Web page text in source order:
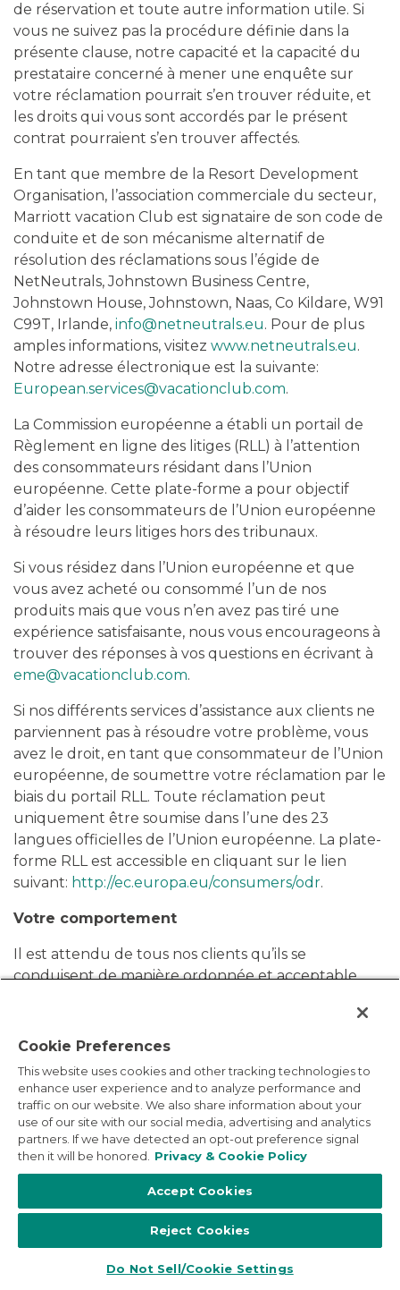
de réservation et toute autre information utile. Si
vous ne suivez pas la procédure définie dans la
présente clause, notre capacité et la capacité du
prestataire concerné à mener une enquête sur
votre réclamation pourrait s’en trouver réduite, et
les droits qui vous sont accordés par le présent
contrat pourraient s’en trouver affectés.
En tant que membre de la Resort Development
Organisation, l’association commerciale du secteur,
Marriott vacation Club est signataire de son code de
conduite et de son mécanisme alternatif de
résolution des réclamations sous l’égide de
NetNeutrals, Johnstown Business Centre,
Johnstown House, Johnstown, Naas, Co Kildare, W91
C99T, Irlande, info@netneutrals.eu. Pour de plus
amples informations, visitez www.netneutrals.eu.
Notre adresse électronique est la suivante:
European.services@vacationclub.com.
La Commission européenne a établi un portail de
Règlement en ligne des litiges (RLL) à l’attention
des consommateurs résidant dans l’Union
européenne. Cette plate-forme a pour objectif
d’aider les consommateurs de l’Union européenne
à résoudre leurs litiges hors des tribunaux.
Si vous résidez dans l’Union européenne et que
vous avez acheté ou consommé l’un de nos
produits mais que vous n’en avez pas tiré une
expérience satisfaisante, nous vous encourageons à
trouver des réponses à vos questions en écrivant à
eme@vacationclub.com.
Si nos différents services d’assistance aux clients ne
parviennent pas à résoudre votre problème, vous
avez le droit, en tant que consommateur de l’Union
européenne, de soumettre votre réclamation par le
biais du portail RLL. Toute réclamation peut
uniquement être soumise dans l’une des 23
langues officielles de l’Union européenne. La plate-
forme RLL est accessible en cliquant sur le lien
suivant: http://ec.europa.eu/consumers/odr.
Votre comportement
Il est attendu de tous nos clients qu’ils se
conduisent de manière ordonnée et acceptable
l’hôtel ou de toute autre personne en charge, votre
groupe est la source ou est susceptible d’être la
source de désagréments, de risques ou de
problèmes pour quelconque de nos clients ou
pour un tiers, ou encore de provoquer des
de résilier immédiatement votre réservation dans
notre établissement. En cas résiliation, nous
n’aurons plus aucune responsabilité envers vous ou
l’obligation de quitter immédiatement votre
Cookie Preferences
This website uses cookies and other tracking technologies to
enhance user experience and to analyze performance and
traffic on our website. We also share information about your
use of our site with our social media, advertising and analytics
partners. If we have detected an opt-out preference signal
then it will be honored.
Privacy & Cookie Policy
Accept Cookies
Reject Cookies
Do Not Sell/Cookie Settings